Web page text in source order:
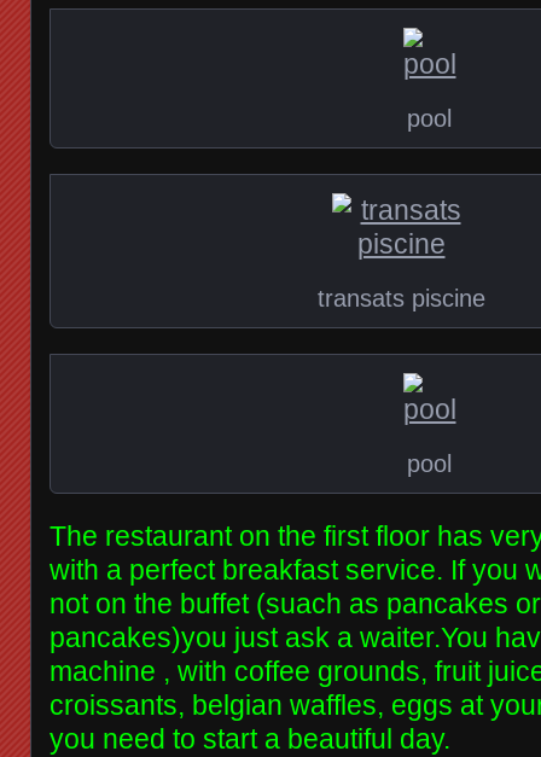
pool
transats piscine
pool
The restaurant on the first floor has
with a perfect breakfast service. If you
not on the buffet (suach as pancakes
pancakes)you just ask a waiter.You
machine , with coffee grounds, fruit
croissants, belgian waffles, eggs at
you need to start a beautiful day.